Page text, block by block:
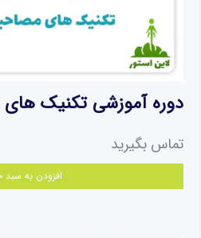
دوره آموزشی تکنیک
تماس بگیرید
افزودن به سبد